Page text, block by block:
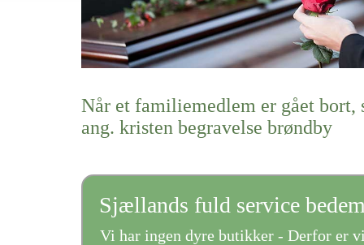
Kristen Begravelse Brøndby
vi hjælper i alle faser af begravelsel
Når et familiemedlem er gået bort,
ang. kristen begravelse brøndby
Sjællands fuld service
Vi har ingen dyre butikker - Derfor er